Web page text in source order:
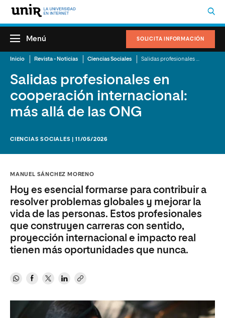
SOLICITA INFORMACIÓN
Menú
Inicio Revista - Noticias Ciencias Sociales
Salidas profesionales en
cooperación internacional:
más allá de las ONG
CIENCIAS SOCIALES | 11/05/2026
MANUEL SÁNCHEZ MORENO
Hoy es esencial formarse para contribuir a
resolver problemas globales y mejorar la
vida de las personas. Estos profesionales
que construyen carreras con sentido,
proyección internacional e impacto real
tienen más oportunidades que nunca.